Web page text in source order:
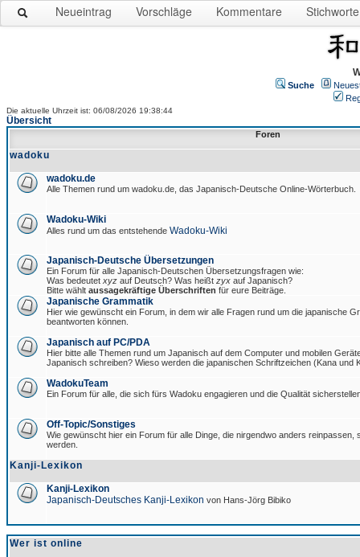
Neueintrag Vorschläge Kommentare Stichworte
Suche
Die aktuelle Uhrzeit ist: 06/08/2026 19:38:44
Übersicht
Foren
wadoku
wadoku.de
Alle Themen rund um wadoku.de, das Japanisch-Deutsche Online-Wörterbuch.
Wadoku-Wiki
Alles rund um das entstehende Wadoku-Wiki
Japanisch-Deutsche Übersetzungen
Ein Forum für alle Japanisch-Deutschen Übersetzungsfragen wie:
Was bedeutet xyz auf Deutsch? Was heißt zyx auf Japanisch?
Bitte wählt aussagekräftige Überschriften für eure Beiträge.
Japanische Grammatik
Hier wie gewünscht ein Forum, in dem wir alle Fragen rund um die japanische
beantworten können.
Japanisch auf PC/PDA
Hier bitte alle Themen rund um Japanisch auf dem Computer und mobilen
Japanisch schreiben? Wieso werden die japanischen Schriftzeichen (Kana und
WadokuTeam
Ein Forum für alle, die sich fürs Wadoku engagieren und die Qualität
Off-Topic/Sonstiges
Wie gewünscht hier ein Forum für alle Dinge, die nirgendwo anders reinpassen,
werden.
Kanji-Lexikon
Kanji-Lexikon
Japanisch-Deutsches Kanji-Lexikon von Hans-Jörg Bibiko
Wer ist online